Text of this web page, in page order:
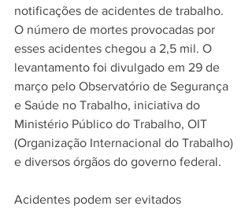
notificações de acidentes de trabalho.
O número de mortes provocadas por
esses acidentes chegou a 2,5 mil. O
levantamento foi divulgado em 29 de
março pelo Observatório de Segurança
e Saúde no Trabalho, iniciativa do
Ministério Público do Trabalho, OIT
(Organização Internacional do Trabalho)
e diversos órgãos do governo federal.
Acidentes podem ser evitados